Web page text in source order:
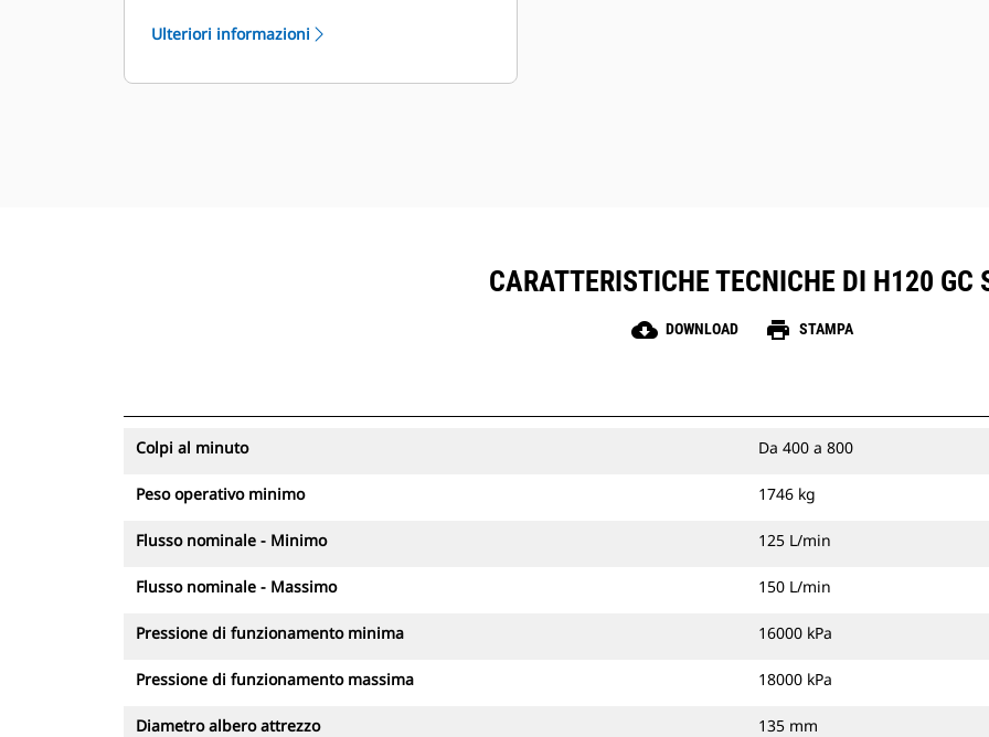
risorse possono essere visualizzati
Mantenete le risorse in sicurezza. I
Ulteriori informazioni
CARATTERISTICHE TECNICHE DI H120 GC
cloud_download DOWNLOAD print STAMPA
Colpi al minuto Da 400 a 800
Peso operativo minimo 1746 kg
Flusso nominale - Minimo 125 L/min
Flusso nominale - Massimo 150 L/min
Pressione di funzionamento minima 16000 kPa
Pressione di funzionamento massima 18000 kPa
Diametro albero attrezzo 135 mm